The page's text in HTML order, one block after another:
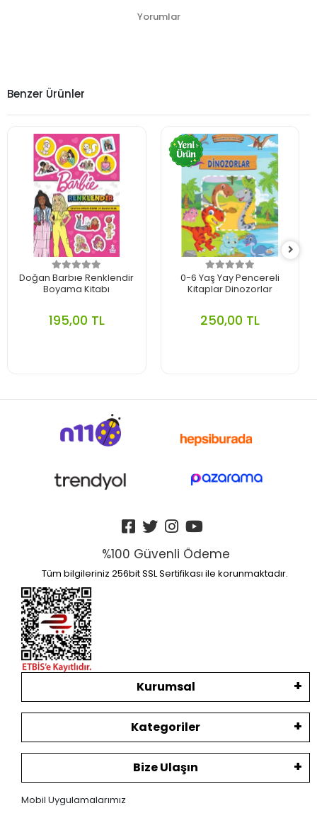
Yorumlar
Benzer Ürünler
Doğan Barbıe Renklendir
Boyama Kitabı
195,00 TL
0-6 Yaş Yay Pencereli
Kitaplar Dinozorlar
250,00 TL
%100 Güvenli Ödeme
Tüm bilgileriniz 256bit SSL Sertifikası ile korunmaktadır.
Kurumsal
Kategoriler
Bize Ulaşın
Mobil Uygulamalarımız